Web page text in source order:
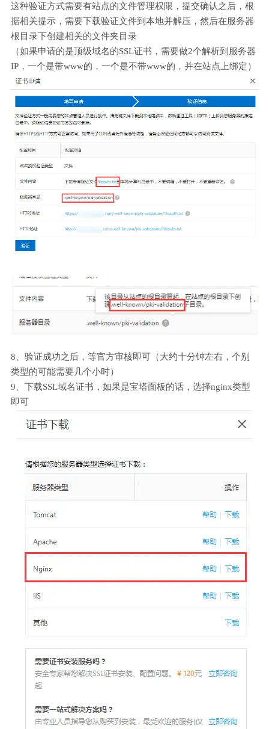
这种验证方式需要有站点的文件管理权限，提交确认之后，根
据相关提示，需要下载验证文件到本地并解压，然后在服务器
根目录下创建相关的文件夹目录
（如果申请的是顶级域名的SSL证书，需要做2个解析到服务器
IP，一个是带www的，一个是不带www的，并在站点上绑定）
8、验证成功之后，等官方审核即可（大约十分钟左右，个别
类型的可能需要几个小时）
9、下载SSL域名证书，如果是宝塔面板的话，选择nginx类型
即可